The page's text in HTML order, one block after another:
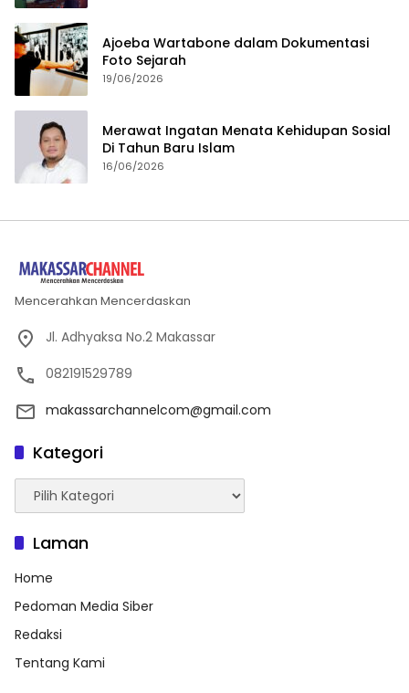
Ajoeba Wartabone dalam Dokumentasi
Foto Sejarah
19/06/2026
Merawat Ingatan Menata Kehidupan Sosial
Di Tahun Baru Islam
16/06/2026
Mencerahkan Mencerdaskan
Jl. Adhyaksa No.2 Makassar
082191529789
makassarchannelcom@gmail.com
Kategori
Kategori
Laman
Home
Pedoman Media Siber
Redaksi
Tentang Kami